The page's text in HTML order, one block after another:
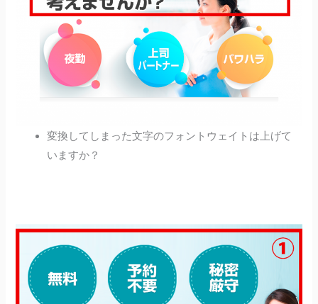
変換してしまった文字のフォントウェイトは上げて
いますか？